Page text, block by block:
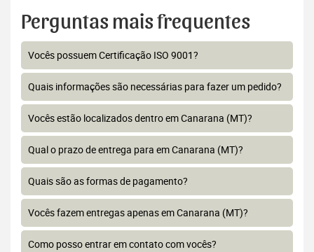
Perguntas mais frequentes
Vocês possuem Certificação ISO 9001?
Quais informações são necessárias para fazer um pedido?
Vocês estão localizados dentro em Canarana (MT)?
Qual o prazo de entrega para em Canarana (MT)?
Quais são as formas de pagamento?
Vocês fazem entregas apenas em Canarana (MT)?
Como posso entrar em contato com vocês?